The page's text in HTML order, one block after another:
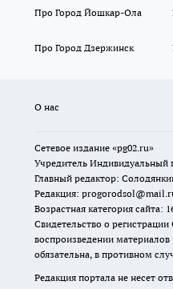
Про Город Йошкар-Ола
Про Город Дзержинск
О нас
Сетевое издание «pg02.ru»
Учредитель
Главный редактор:
Редакция:
Возрастная категория сайта:
Свидетельство о
воспроизведении
обязательна, в противном
Редакция портала не несет